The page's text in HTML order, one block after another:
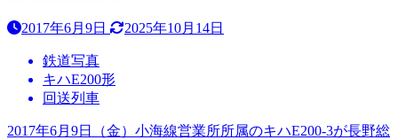
2017年6月9日 2025年10月14日
鉄道写真
キハE200形
回送列車
2017年6月9日（金）小海線営業所所属のキハE200-3が長野総